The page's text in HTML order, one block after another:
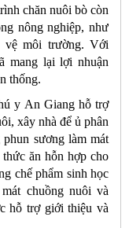
chăn nuôi bò còn
nông nghiệp, như
vệ môi trường. Với
mang lại lợi nhuận
thống.
y An Giang hỗ trợ
xây nhà để ủ phân
sương làm mát
ăn hỗn hợp cho
chế phẩm sinh học
chuồng nuôi và
hỗ trợ giới thiệu và